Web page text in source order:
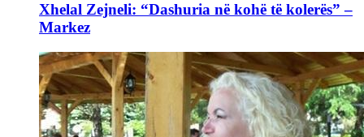
Xhelal Zejneli: “Dashuria në kohë të kolerës” –
Markez